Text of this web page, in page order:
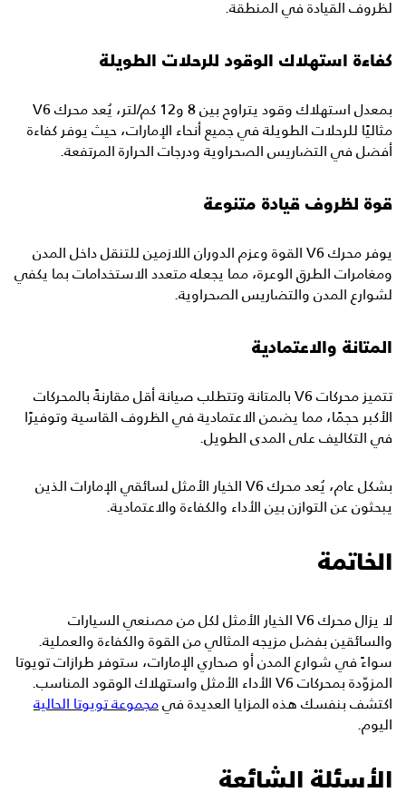
لظروف القيادة في المنطقة.
كفاءة استهلاك الوقود للرحلات الطويلة
بمعدل استهلاك وقود يتراوح بين 8 و12 كم/لتر، يُعد محرك V6
مثاليًا للرحلات الطويلة في جميع أنحاء الإمارات، حيث يوفر كفاءة
أفضل في التضاريس الصحراوية ودرجات الحرارة المرتفعة.
قوة لظروف قيادة متنوعة
يوفر محرك V6 القوة وعزم الدوران اللازمين للتنقل داخل المدن
ومغامرات الطرق الوعرة، مما يجعله متعدد الاستخدامات بما يكفي
لشوارع المدن والتضاريس الصحراوية.
المتانة والاعتمادية
تتميز محركات V6 بالمتانة وتتطلب صيانة أقل مقارنةً بالمحركات
الأكبر حجمًا، مما يضمن الاعتمادية في الظروف القاسية وتوفيرًا
في التكاليف على المدى الطويل.
بشكل عام، يُعد محرك V6 الخيار الأمثل لسائقي الإمارات الذين
يبحثون عن التوازن بين الأداء والكفاءة والاعتمادية.
الخاتمة
لا يزال محرك V6 الخيار الأمثل لكل من مصنعي السيارات
والسائقين بفضل مزيجه المثالي من القوة والكفاءة والعملية.
سواءً في شوارع المدن أو صحاري الإمارات، ستوفر طرازات تويوتا
المزوّدة بمحركات V6 الأداء الأمثل واستهلاك الوقود المناسب.
اكتشف بنفسك هذه المزايا العديدة فيمجموعة تويوتا الحالية
اليوم.
الأسئلة الشائعة